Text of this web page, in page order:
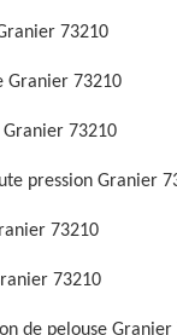
73210
Granier 73210
Granier 73210
pression Granier
73210
73210
de pelouse Granier